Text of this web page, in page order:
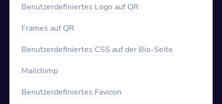
Benutzerdefiniertes Logo auf QR
Frames auf QR
Benutzerdefiniertes CSS auf der Bio-Seite
Mailchimp
Benutzerdefiniertes Favicon